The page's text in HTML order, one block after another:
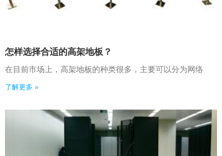
怎样选择合适的高架地板？
在目前市场上，高架地板的种类很多，主要可以分为网络
了解更多 »